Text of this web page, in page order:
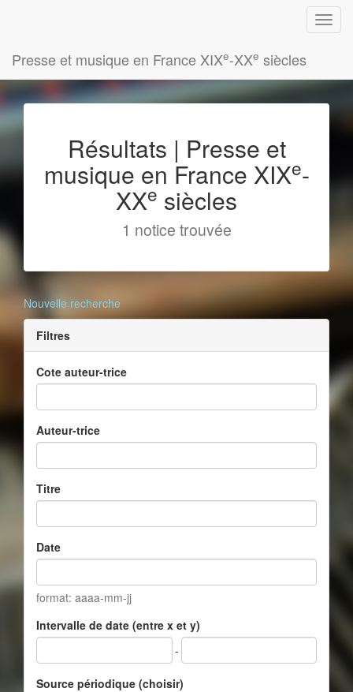
Presse et musique en France XIXe-XXe siècles
Résultats | Presse et
musique en France XIXe-
XXe siècles
1 notice trouvée
Nouvelle recherche
Filtres
Cote auteur-trice
Auteur-trice
Titre
Date
format: aaaa-mm-jj
Intervalle de date (entre x et y)
-
Source périodique (choisir)